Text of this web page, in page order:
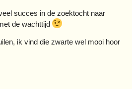
succes in de zoektocht naar
de wachttijd
ik vind die zwarte wel mooi hoor